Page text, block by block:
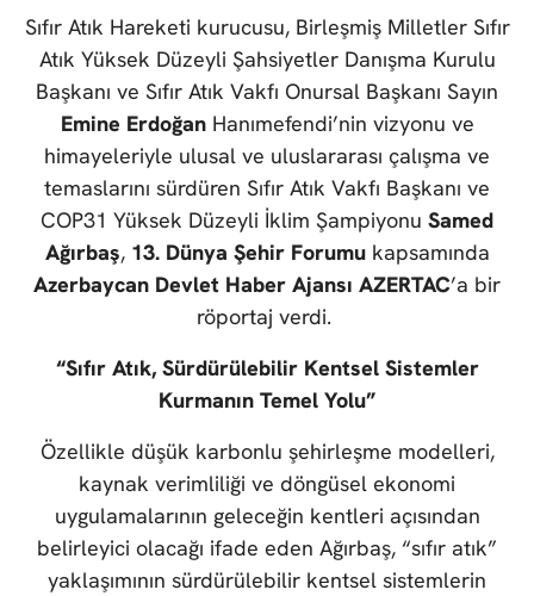
Sıfır Atık Hareketi kurucusu, Birleşmiş Milletler Sıfır
Atık Yüksek Düzeyli Şahsiyetler Danışma Kurulu
Başkanı ve Sıfır Atık Vakfı Onursal Başkanı Sayın
Emine ErdoğanHanımefendi’nin vizyonu ve
himayeleriyle ulusal ve uluslararası çalışma ve
temaslarını sürdüren Sıfır Atık Vakfı Başkanı ve
COP31 Yüksek Düzeyli İklim Şampiyonu Samed
Ağırbaş, 13. Dünya Şehir Forumukapsamında
Azerbaycan Devlet Haber Ajansı AZERTAC’a bir
röportaj verdi.
“Sıfır Atık, Sürdürülebilir Kentsel Sistemler
Kurmanın Temel Yolu”
Özellikle düşük karbonlu şehirleşme modelleri,
kaynak verimliliği ve döngüsel ekonomi
uygulamalarının geleceğin kentleri açısından
belirleyici olacağı ifade eden Ağırbaş, “sıfır atık”
yaklaşımının sürdürülebilir kentsel sistemlerin